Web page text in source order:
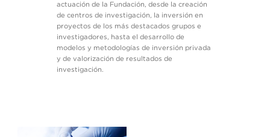
actuación de la Fundación, desde la creación
de centros de investigación, la inversión en
proyectos de los más destacados grupos e
investigadores, hasta el desarrollo de
modelos y metodologías de inversión privada
y de valorización de resultados de
investigación.